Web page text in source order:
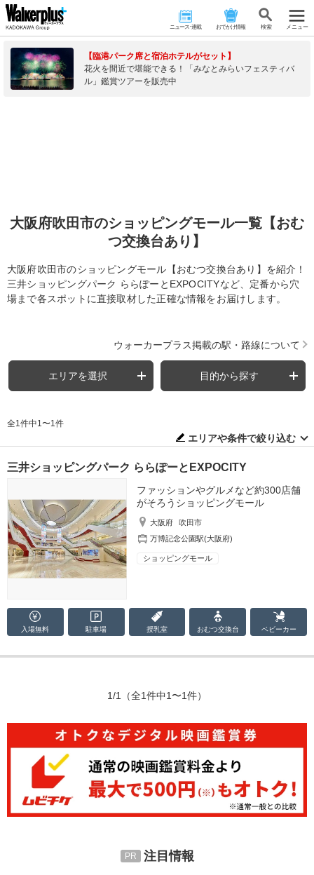
ニュース･連載 おでかけ情報 検 索 メニュー
【臨港パーク席と宿泊ホテルがセット】
花火を間近で堪能できる！「みなとみらいフェスティバ
ル」鑑賞ツアーを販売中
大阪府吹田市のショッピングモール一覧【おむ
つ交換台あり】
大阪府吹田市のショッピングモール【おむつ交換台あり】を紹介！
三井ショッピングパーク ららぽーとEXPOCITYなど、定番から穴
場まで各スポットに直接取材した正確な情報をお届けします。
ウォーカープラス掲載の駅・路線について
エリアを選択 目的から探す
全1件中1〜1件
エリアや条件で絞り込む
三井ショッピングパーク ららぽーとEXPOCITY
ファッションやグルメなど約300店舗
がそろうショッピングモール
大阪府
吹田市
万博記念公園駅(大阪府)
ショッピングモール
入場無料 駐車場 授乳室 おむつ交換台 ベビーカー
1/1 （全1件中1〜1件）
注目情報